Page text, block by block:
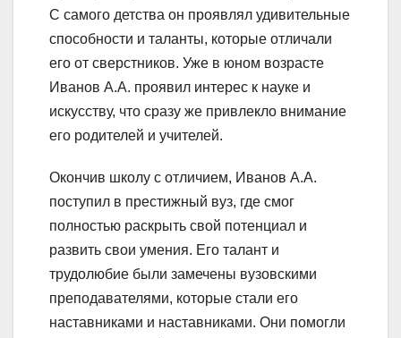
С самого детства он проявлял удивительные
способности и таланты, которые отличали
его от сверстников. Уже в юном возрасте
Иванов А.А. проявил интерес к науке и
искусству, что сразу же привлекло внимание
его родителей и учителей.
Окончив школу с отличием, Иванов А.А.
поступил в престижный вуз, где смог
полностью раскрыть свой потенциал и
развить свои умения. Его талант и
трудолюбие были замечены вузовскими
преподавателями, которые стали его
наставниками и наставниками. Они помогли